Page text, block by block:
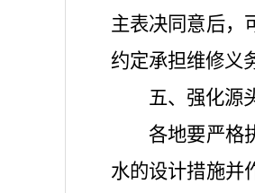
主表决同意后，
约定承担维修义
五、强化源
各地要严格
水的设计措施并